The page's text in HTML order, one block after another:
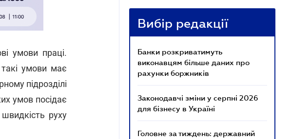
умови праці.
умови має
підрозділі
умов посідає
руху
Вибір редакції
Банки розкриватимуть
виконавцям більше даних про
рахунки боржників
Законодавчі зміни у серпні 2026
для бізнесу в Україні
Головне за тиждень: державний